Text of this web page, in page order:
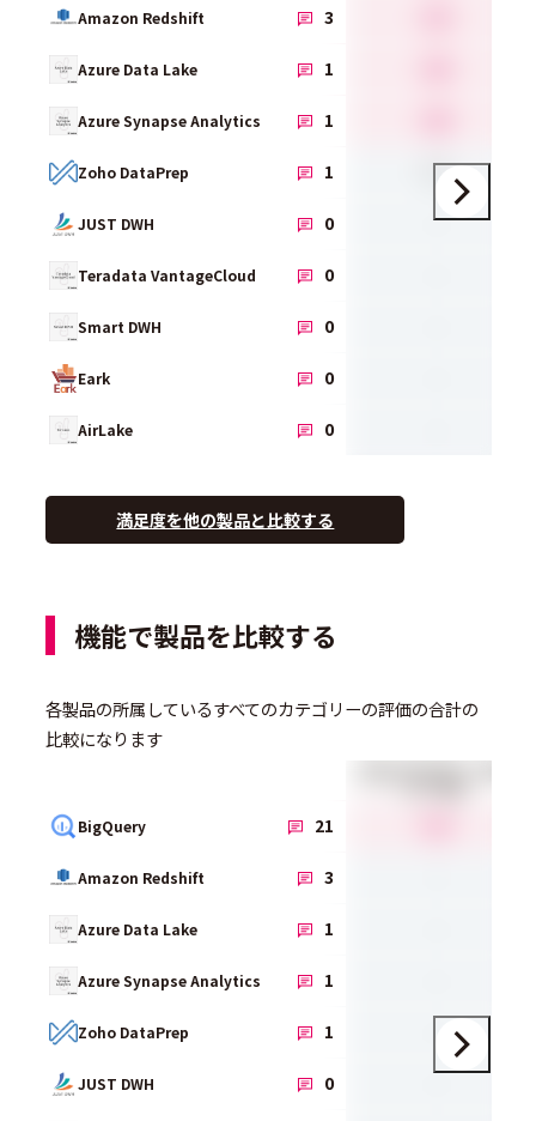
Amazon Redshift 3
Azure Data Lake 1
Azure Synapse Analytics 1
Zoho DataPrep 1 0.0
JUST DWH 0 -
Teradata VantageCloud 0
Smart DWH 0
Eark 0
AirLake 0
満足度を他の製品と比較する
機能で製品を比較する
各製品の所属しているすべてのカテゴリーの評価の合計の
比較になります
BigQuery
21
Amazon Redshift 3
Azure Data Lake 1
Azure Synapse Analytics 1
Zoho DataPrep 1
JUST DWH 0 -